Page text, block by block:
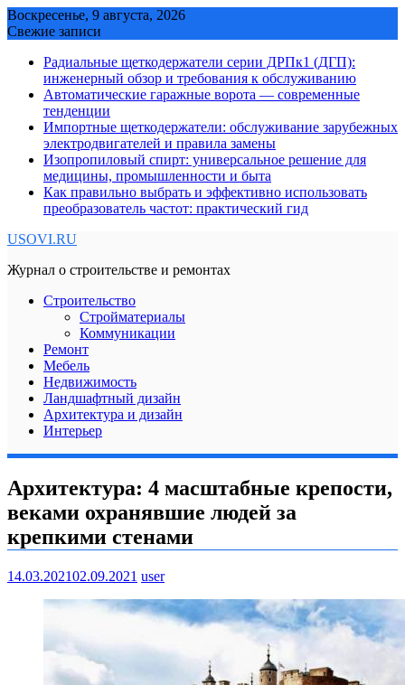
Skip
to
Воскресенье, 9 августа, 2026
Свежие записи
Радиальные щеткодержатели серии ДРПк1 (ДГП):
инженерный обзор и требования к обслуживанию
Автоматические гаражные ворота — современные
тенденции
Импортные щеткодержатели: обслуживание зарубежных
электродвигателей и правила замены
Изопропиловый спирт: универсальное решение для
медицины, промышленности и быта
Как правильно выбрать и эффективно использовать
преобразователь частот: практический гид
USOVI.RU
Журнал о строительстве и ремонтах
Строительство
Стройматериалы
Коммуникации
Ремонт
Мебель
Недвижимость
Ландшафтный дизайн
Архитектура и дизайн
Интерьер
Архитектура: 4 масштабные крепости,
веками охранявшие людей за
крепкими стенами
14.03.202102.09.2021 user